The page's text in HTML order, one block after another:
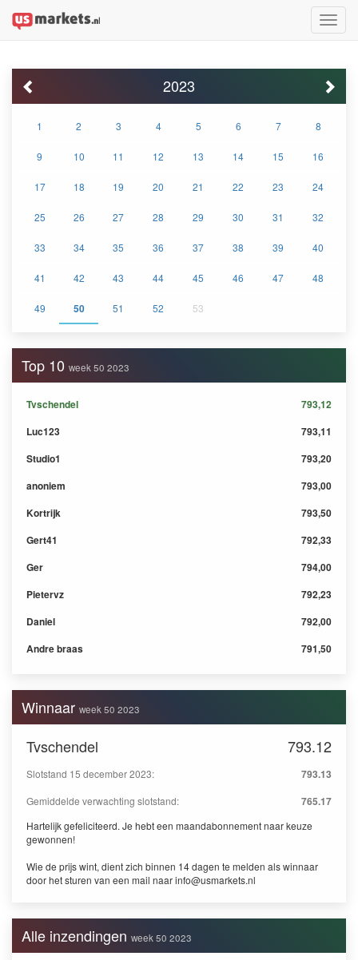
Toggle
2023
1 2 3 4 5 6 7 8
9 10 11 12 13 14 15 16
17 18 19 20 21 22 23 24
25 26 27 28 29 30 31 32
33 34 35 36 37 38 39 40
41 42 43 44 45 46 47 48
49 50 51 52 53
Top 10 week 50 2023
Tvschendel
793,12
Luc123
793,11
Studio1
793,20
anoniem
793,00
Kortrijk
793,50
Gert41
792,33
Ger
794,00
Pietervz
792,23
Daniel
792,00
Andre braas
791,50
Winnaar week 50 2023
Tvschendel 793.12
Slotstand 15 december 2023: 793.13
Gemiddelde verwachting slotstand: 765.17
Hartelijk gefeliciteerd. Je hebt een maandabonnement naar keuze
gewonnen!
Wie de prijs wint, dient zich binnen 14 dagen te melden als winnaar
door het sturen van een mail naarinfo@usmarkets.nl
Alle inzendingen week 50 2023